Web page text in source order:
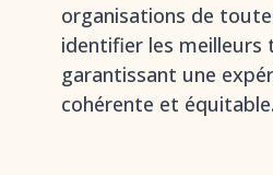
organisations de
identifier les
garantissant une
cohérente et équitable.